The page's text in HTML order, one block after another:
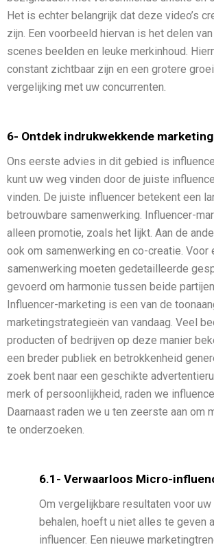
Het is echter belangrijk dat deze video’s
zijn. Een voorbeeld hiervan is het delen
scenes beelden en leuke merkinhoud.
constant zichtbaar zijn en een grotere
vergelijking met uw concurrenten.
6- Ontdek indrukwekkende
Ons eerste advies in dit gebied is
kunt uw weg vinden door de juiste
vinden. De juiste influencer betekent een
betrouwbare samenwerking. Influencer-
alleen promotie, zoals het lijkt. Aan de
ook om samenwerking en co-creatie. Voor
samenwerking moeten gedetailleerde
gevoerd om harmonie tussen beide
Influencer-marketing is een van de
marketingstrategieën van vandaag. Veel
producten of bedrijven op deze manier
een breder publiek en betrokkenheid
zoek bent naar een geschikte
merk of persoonlijkheid, raden we
Daarnaast raden we u ten zeerste aan om
te onderzoeken.
6.1- Verwaarloos Micro-
Om vergelijkbare resultaten voor
behalen, hoeft u niet alles te geven
influencer. Een nieuwe